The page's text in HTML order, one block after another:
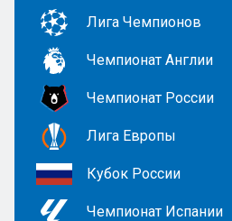
Лига Чемпионов
Чемпионат Англии
Чемпионат России
Лига Европы
Кубок России
Чемпионат Испании